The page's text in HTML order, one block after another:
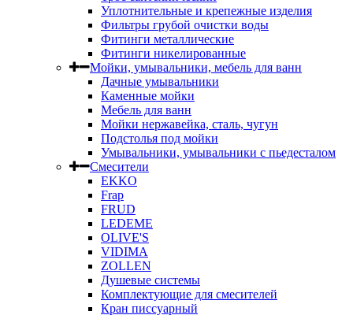
Уплотнительные и крепежные изделия
Фильтры грубой очистки воды
Фитинги металлические
Фитинги никелированные
Мойки, умывальники, мебель для ванн
Дачные умывальники
Каменные мойки
Мебель для ванн
Мойки нержавейка, сталь, чугун
Подстолья под мойки
Умывальники, умывальники с пьедесталом
Смесители
EKKO
Frap
FRUD
LEDEME
OLIVE'S
VIDIMA
ZOLLEN
Душевые системы
Комплектующие для смесителей
Кран писсуарный